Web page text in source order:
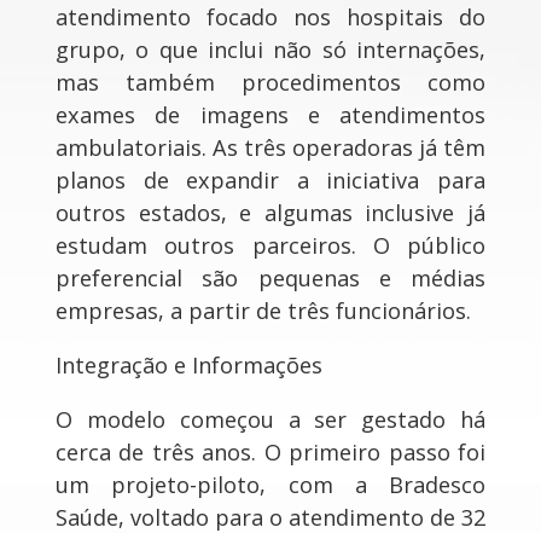
atendimento focado nos hospitais do
grupo, o que inclui não só internações,
mas também procedimentos como
exames de imagens e atendimentos
ambulatoriais. As três operadoras já têm
planos de expandir a iniciativa para
outros estados, e algumas inclusive já
estudam outros parceiros. O público
preferencial são pequenas e médias
empresas, a partir de três funcionários.
Integração e Informações
O modelo começou a ser gestado há
cerca de três anos. O primeiro passo foi
um projeto-piloto, com a Bradesco
Saúde, voltado para o atendimento de 32